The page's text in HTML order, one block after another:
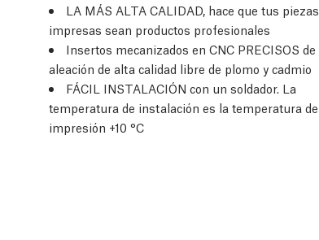
LA MÁS ALTA CALIDAD, hace que tus piezas
impresas sean productos profesionales
Insertos mecanizados en CNC PRECISOS de
aleación de alta calidad libre de plomo y cadmio
FÁCIL INSTALACIÓN con un soldador. La
temperatura de instalación es la temperatura de
impresión +10 °C